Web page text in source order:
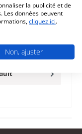
Clou
la publicité et de
Les données peuvent
cliquez ici.
Non, ajuster